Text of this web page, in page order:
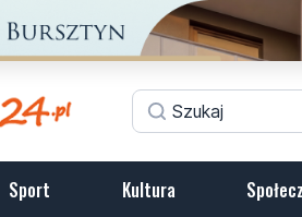
Sport Kultura